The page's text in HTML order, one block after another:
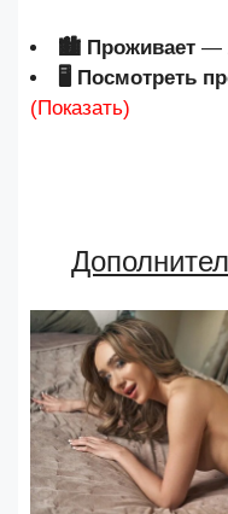
🏙 Проживает —
🖥 Посмотреть
(Показать)